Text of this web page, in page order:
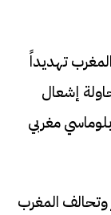
تهديداً
إشعال
مغربي
وتحالف المغرب